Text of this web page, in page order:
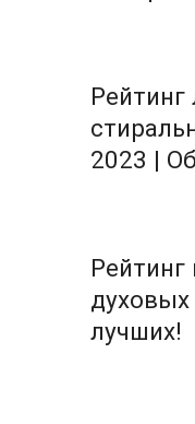
Рейтинг
2023 |
лучших!